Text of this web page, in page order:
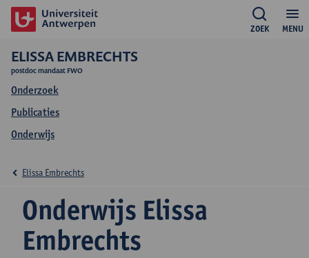
MENU
ZOEK
ELISSA EMBRECHTS
postdoc mandaat FWO
Onderzoek
Publicaties
Onderwijs
Onderwijs Elissa
Embrechts
Elissa Embrechts